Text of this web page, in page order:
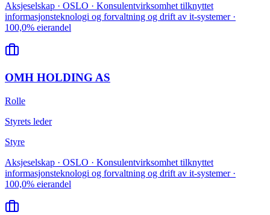
Aksjeselskap · OSLO · Konsulentvirksomhet tilknyttet
informasjonsteknologi og forvaltning og drift av it-systemer ·
100,0% eierandel
OMH HOLDING AS
Rolle
Styrets leder
Styre
Aksjeselskap · OSLO · Konsulentvirksomhet tilknyttet
informasjonsteknologi og forvaltning og drift av it-systemer ·
100,0% eierandel